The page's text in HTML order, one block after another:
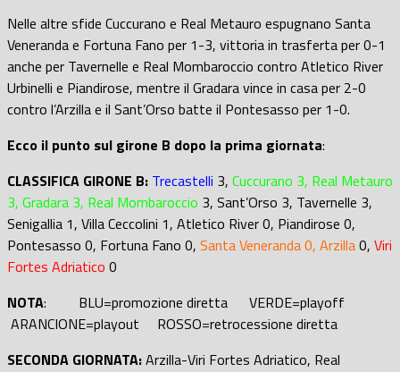
Nelle altre sfide Cuccurano e Real Metauro espugnano Santa
Veneranda e Fortuna Fano per 1-3, vittoria in trasferta per 0-1
anche per Tavernelle e Real Mombaroccio contro Atletico River
Urbinelli e Piandirose, mentre il Gradara vince in casa per 2-0
contro l’Arzilla e il Sant’Orso batte il Pontesasso per 1-0.
Ecco il punto sul girone B dopo la prima giornata:
CLASSIFICA GIRONE B: Trecastelli 3, Cuccurano 3, Real Metauro
3, Gradara 3, Real Mombaroccio 3, Sant’Orso 3, Tavernelle 3,
Senigallia 1, Villa Ceccolini 1, Atletico River 0, Piandirose 0,
Pontesasso 0, Fortuna Fano 0, Santa Veneranda 0, Arzilla0, Viri
Fortes Adriatico 0
NOTA: BLU=promozione diretta VERDE=playoff
ARANCIONE=playout ROSSO=retrocessione diretta
SECONDA GIORNATA:Arzilla-Viri Fortes Adriatico, Real